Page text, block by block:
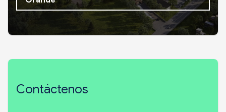
Contáctenos